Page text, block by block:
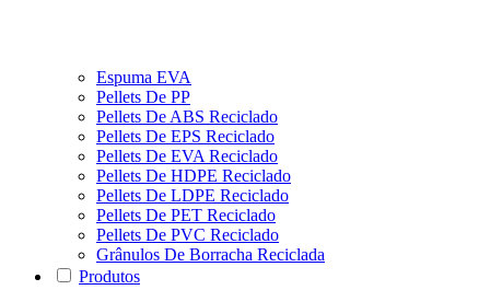
Espuma EVA
Pellets De PP
Pellets De ABS Reciclado
Pellets De EPS Reciclado
Pellets De EVA Reciclado
Pellets De HDPE Reciclado
Pellets De LDPE Reciclado
Pellets De PET Reciclado
Pellets De PVC Reciclado
Grânulos De Borracha Reciclada
Produtos